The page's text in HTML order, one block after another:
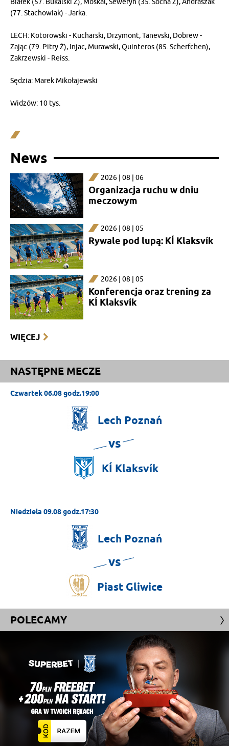
Białek (57. Bukalski Ż), Moskal, Seweryn (35. Socha Ż), Andraszak
(77. Stachowiak) - Jarka.
LECH: Kotorowski - Kucharski, Drzymont, Tanevski, Dobrew -
Zając (79. Pitry Ż), Injac, Murawski, Quinteros (85. Scherfchen),
Zakrzewski - Reiss.
Sędzia: Marek Mikołajewski
Widzów: 10 tys.
News
2026 | 08 | 06
Organizacja ruchu w dniu
meczowym
2026 | 08 | 05
Rywale pod lupą: KÍ Klaksvík
2026 | 08 | 05
Konferencja oraz trening za
KÍ Klaksvík
WIĘCEJ
NASTĘPNE MECZE
Czwartek 06.08 godz.19:00
Lech Poznań
vs
KÍ Klaksvík
Niedziela 09.08 godz.17:30
Lech Poznań
vs
Piast Gliwice
POLECAMY